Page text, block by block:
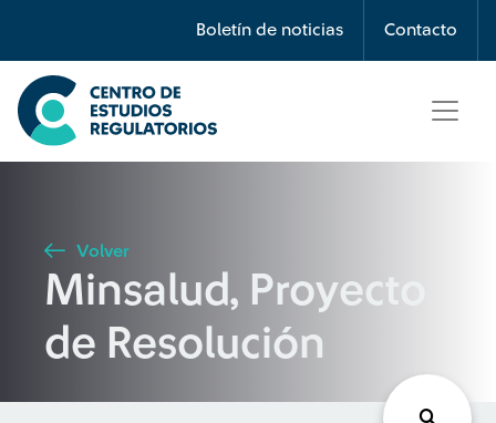
Boletín de noticias Contacto
Búsqueda
Seleccione país
Buscar
Volver
Minsalud, Proyecto
de Resolución